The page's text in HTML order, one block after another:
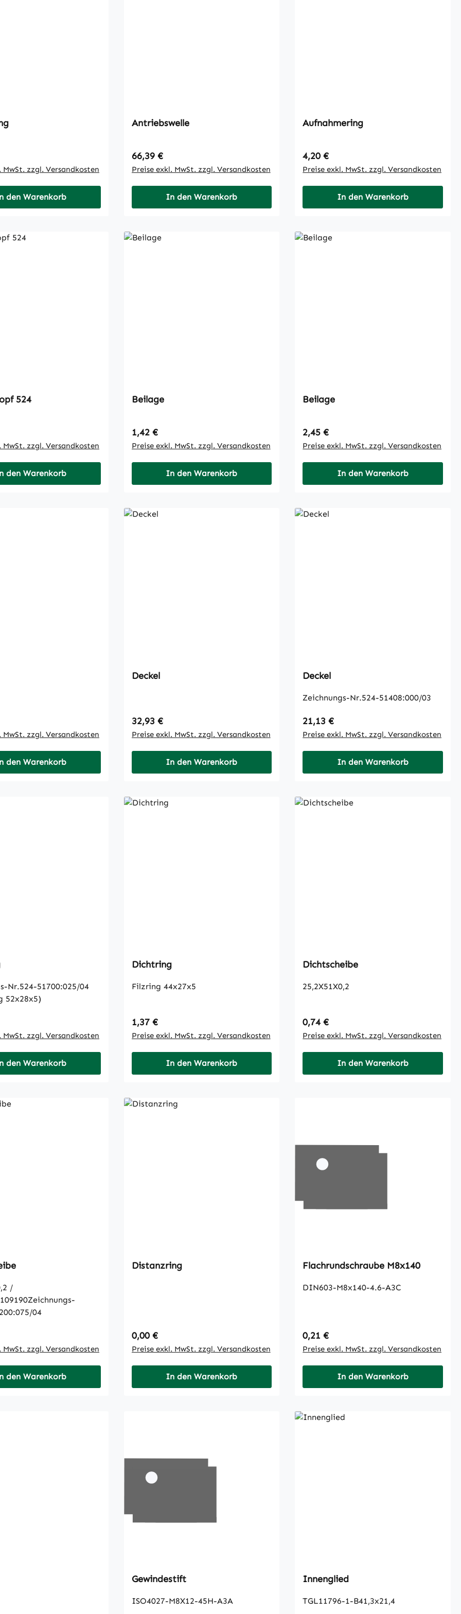
MwSt. zzgl. Versandkosten
den Warenkorb
Antriebswelle
Regulärer Preis:
66,39 €
Preise exkl. MwSt. zzgl. Versandkosten
In den Warenkorb
Aufnahmering
Regulärer Preis:
4,20 €
Preise exkl. MwSt. zzgl. Versandkosten
In den Warenkorb
524
MwSt. zzgl. Versandkosten
den Warenkorb
Beilage
Regulärer Preis:
1,42 €
Preise exkl. MwSt. zzgl. Versandkosten
In den Warenkorb
Beilage
Regulärer Preis:
2,45 €
Preise exkl. MwSt. zzgl. Versandkosten
In den Warenkorb
MwSt. zzgl. Versandkosten
den Warenkorb
Deckel
Regulärer Preis:
32,93 €
Preise exkl. MwSt. zzgl. Versandkosten
In den Warenkorb
Deckel
Zeichnungs-Nr.524-51408:000/03
Regulärer Preis:
21,13 €
Preise exkl. MwSt. zzgl. Versandkosten
In den Warenkorb
Nr.524-51700:025/04
52x28x5)
MwSt. zzgl. Versandkosten
den Warenkorb
Dichtring
Filzring 44x27x5
Regulärer Preis:
1,37 €
Preise exkl. MwSt. zzgl. Versandkosten
In den Warenkorb
Dichtscheibe
25,2X51X0,2
Regulärer Preis:
0,74 €
Preise exkl. MwSt. zzgl. Versandkosten
In den Warenkorb
/
04
MwSt. zzgl. Versandkosten
den Warenkorb
Distanzring
Regulärer Preis:
0,00 €
Preise exkl. MwSt. zzgl. Versandkosten
In den Warenkorb
Flachrundschraube M8x140
DIN603-M8x140-4.6-A3C
Regulärer Preis:
0,21 €
Preise exkl. MwSt. zzgl. Versandkosten
In den Warenkorb
Gewindestift
ISO4027-M8X12-45H-A3A
Innenglied
TGL11796-1-B41,3x21,4